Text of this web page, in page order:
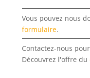
Vous pouvez nous
formulaire.
Contactez-nous
Découvrez l'offre du